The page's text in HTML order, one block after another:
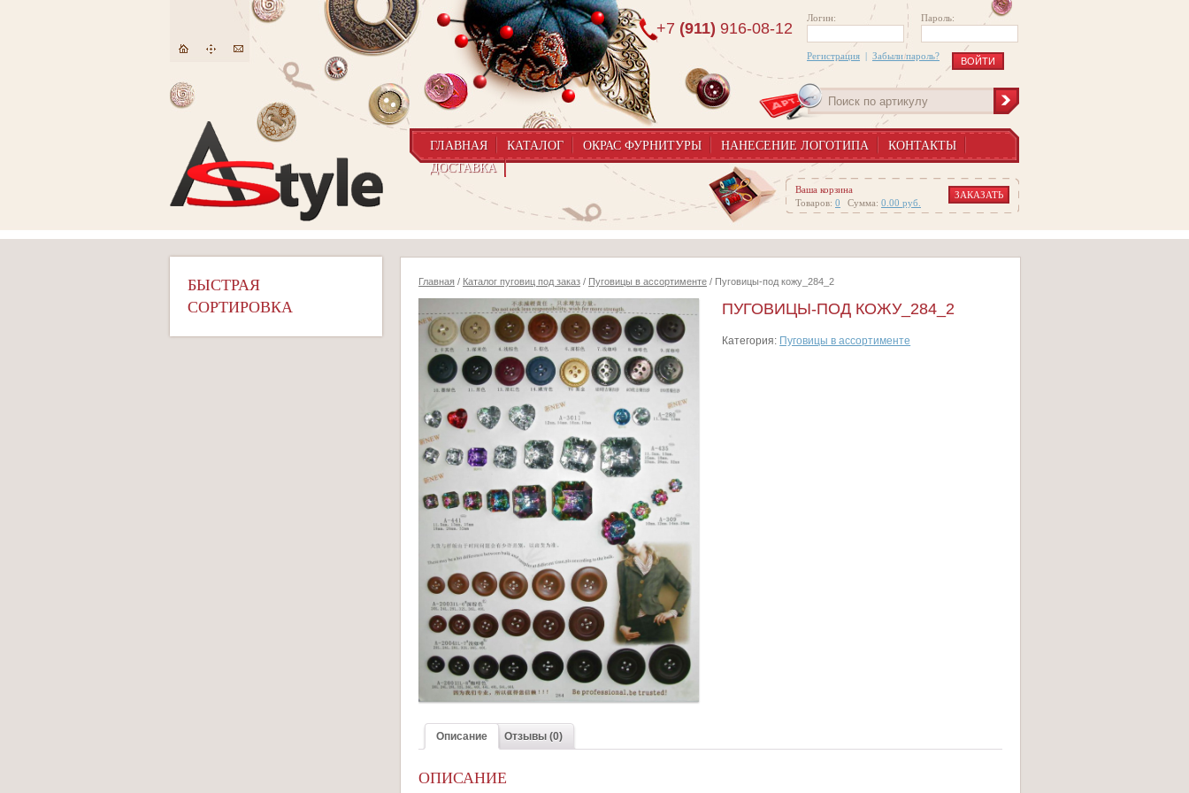
Логин: Пароль:
Регистрация | Забыли пароль?
+7 (911) 916-08-12
ГЛАВНАЯ КАТАЛОГ ОКРАС ФУРНИТУРЫ НАНЕСЕНИЕ ЛОГОТИПА
КОНТАКТЫ
ДОСТАВКА
Ваша корзина
Товаров: 0 Сумма: 0.00 руб.
ЗАКАЗАТЬ
БЫСТРАЯ
СОРТИРОВКА
Главная / Каталог пуговиц под заказ / Пуговицы в ассортименте / Пуговицы-под кожу_284_2
ПУГОВИЦЫ-ПОД КОЖУ_284_2
Категория: Пуговицы в ассортименте
Описание Отзывы (0)
ОПИСАНИЕ